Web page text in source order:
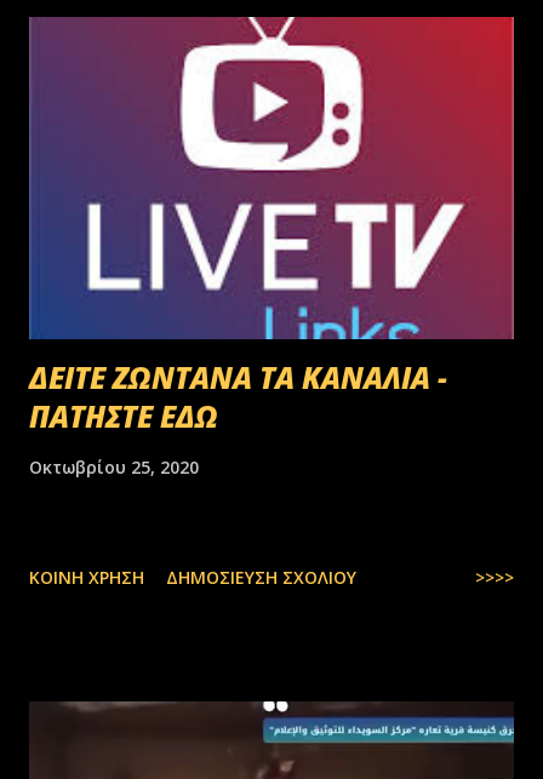
ΔΕΙΤΕ ΖΩΝΤΑΝΑ ΤΑ ΚΑΝΑΛΙΑ -
ΠΑΤΗΣΤΕ ΕΔΩ
Οκτωβρίου 25, 2020
ΚΟΙΝΉ ΧΡΉΣΗ ΔΗΜΟΣΊΕΥΣΗ ΣΧΟΛΊΟΥ >>>>